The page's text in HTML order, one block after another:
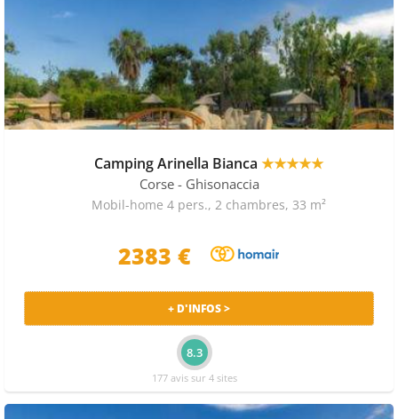
Camping Arinella Bianca ★★★★★
Corse - Ghisonaccia
Mobil-home 4 pers., 2 chambres, 33 m²
2383 €
+ D'INFOS >
8.3
177 avis sur 4 sites